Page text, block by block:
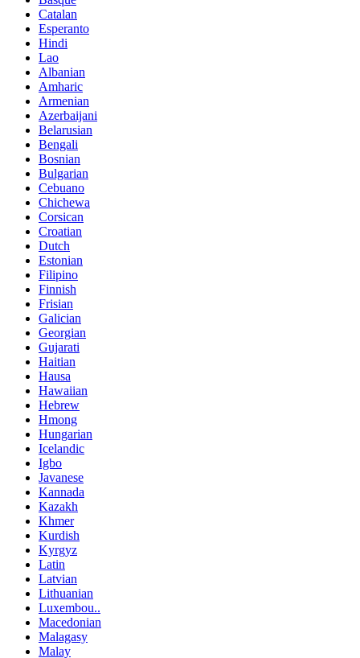
Catalan
Esperanto
Hindi
Lao
Albanian
Amharic
Armenian
Azerbaijani
Belarusian
Bengali
Bosnian
Bulgarian
Cebuano
Chichewa
Corsican
Croatian
Dutch
Estonian
Filipino
Finnish
Frisian
Galician
Georgian
Gujarati
Haitian
Hausa
Hawaiian
Hebrew
Hmong
Hungarian
Icelandic
Igbo
Javanese
Kannada
Kazakh
Khmer
Kurdish
Kyrgyz
Latin
Latvian
Lithuanian
Luxembou..
Macedonian
Malagasy
Malay